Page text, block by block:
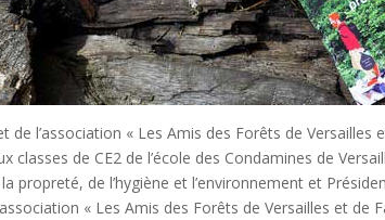
de l’association « Les Amis des Forêts de
de CE2 de l’école des Condamines de
propreté, de l’hygiène et l’environnement et
« Les Amis des Forêts de Versailles et de